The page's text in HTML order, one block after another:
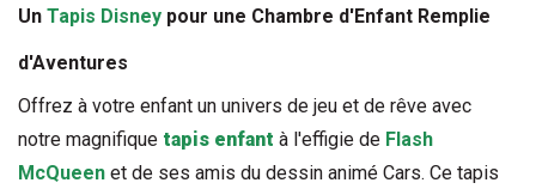
Un Tapis Disney pour une Chambre d'Enfant Remplie
d'Aventures
Offrez à votre enfant un univers de jeu et de rêve avec
notre magnifique tapis enfant à l'effigie de Flash
McQueen et de ses amis du dessin animé Cars. Ce tapis